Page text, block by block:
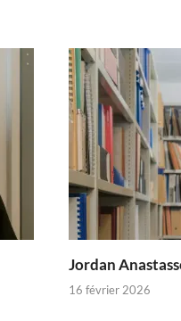
Jordan
16 février 2026